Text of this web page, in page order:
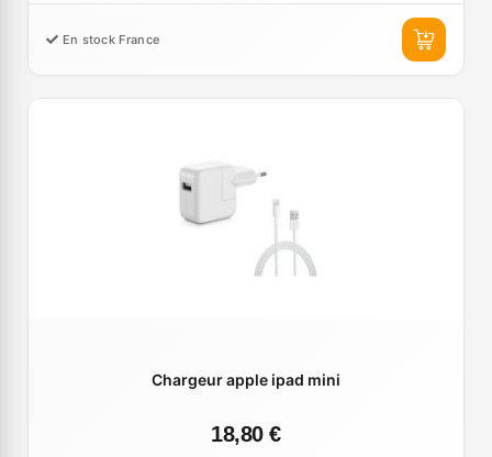
En stock France
Chargeur apple ipad mini
18,80 €